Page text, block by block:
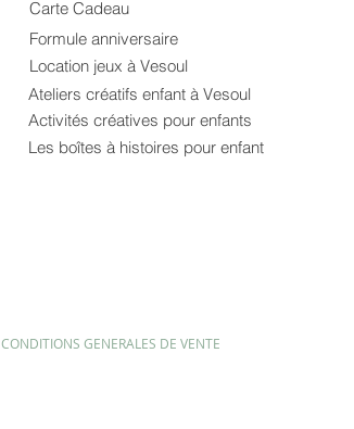
Carte Cadeau
Formule anniversaire
Location jeux à Vesoul
Ateliers créatifs enfant à Vesoul
Activités créatives pour enfants
Les boîtes à histoires pour enfant
CONDITIONS GENERALES DE VENTE